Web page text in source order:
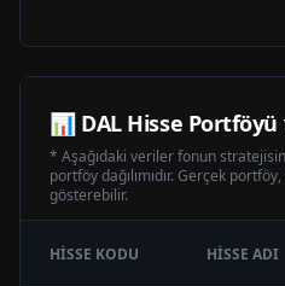
📊 DALHisse Portföyü
* Aşağıdaki veriler fonun
portföy dağılımıdır. Gerçek
gösterebilir.
HISSE KODU HISSE ADI